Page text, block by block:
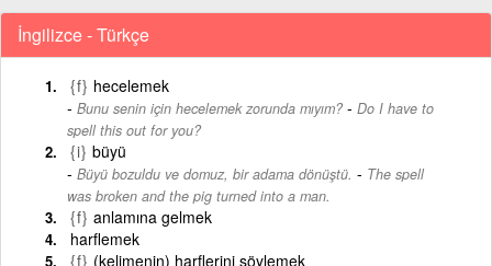
İngilizce - Türkçe
{f} hecelemek
Bunu senin için hecelemek zorunda mıyım? - Do I have to
spell this out for you?
{i} büyü
Büyü bozuldu ve domuz, bir adama dönüştü. - The spell
was broken and the pig turned into a man.
{f} anlamına gelmek
harflemek
{f} (kelimenin) harflerini söylemek